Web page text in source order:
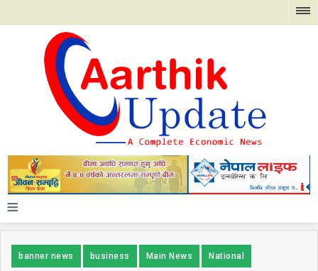
≡
banner news business Main News National